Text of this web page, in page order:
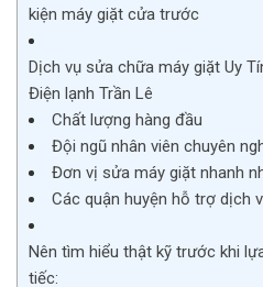
kiện máy giặt cửa trước
Dịch vụ sửa chữa máy giặt Uy
Điện lạnh Trần Lê
Chất lượng hàng đầu
Đội ngũ nhân viên chuyên
Đơn vị sửa máy giặt nhanh
Các quận huyện hỗ trợ dịch
Nên tìm hiểu thật kỹ trước khi
tiếc: